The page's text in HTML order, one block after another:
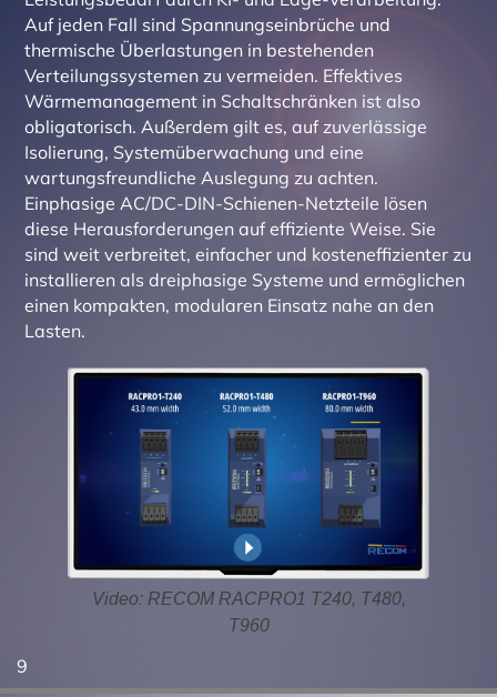
Auf jeden Fall sind Spannungseinbrüche und
thermische Überlastungen in bestehenden
Verteilungssystemen zu vermeiden. Effektives
Wärmemanagement in Schaltschränken ist also
obligatorisch. Außerdem gilt es, auf zuverlässige
Isolierung, Systemüberwachung und eine
wartungsfreundliche Auslegung zu achten.
Einphasige AC/DC-DIN-Schienen-Netzteile lösen
diese Herausforderungen auf effiziente Weise. Sie
sind weit verbreitet, einfacher und kosteneffizienter zu
installieren als dreiphasige Systeme und ermöglichen
einen kompakten, modularen Einsatz nahe an den
Lasten.
Video: RECOM RACPRO1 T240, T480,
T960
9